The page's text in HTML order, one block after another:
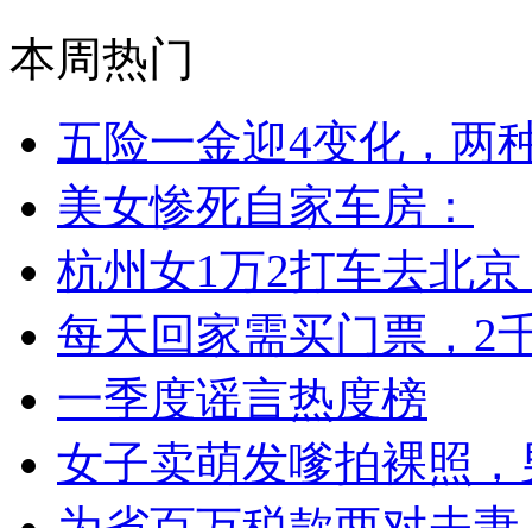
本周热门
五险一金迎4变化，两
美女惨死自家车房：
杭州女1万2打车去北
每天回家需买门票，2
一季度谣言热度榜
女子卖萌发嗲拍裸照